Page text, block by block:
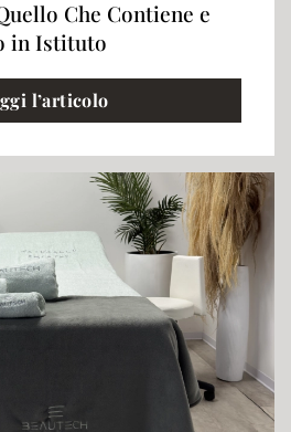
Che Contiene e
in Istituto
l’articolo